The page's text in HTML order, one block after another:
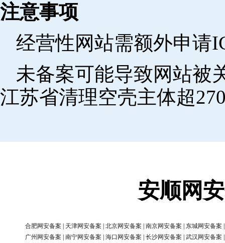
注意事项
经营性网站需额外申请
未备案可能导致网站被
江苏省清理空壳主体超
安顺网
合肥网安备案 天津网安备案 北京网安备案 南京网安备案 东城网安备案
广州网安备案
南宁网安备案 海口网安备案 长沙网安备案 武汉网安备案